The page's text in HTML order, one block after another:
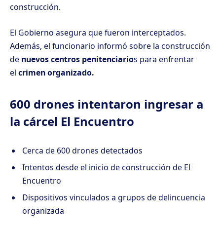
construcción.
El Gobierno asegura que fueron interceptados.
Además, el funcionario informó sobre la construcción
de nuevos centros penitenciarios para enfrentar
el crimen organizado.
600 drones intentaron ingresar a
la cárcel El Encuentro
Cerca de 600 drones detectados
Intentos desde el inicio de construcción de El
Encuentro
Dispositivos vinculados a grupos de delincuencia
organizada